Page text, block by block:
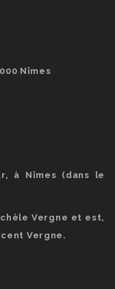
Nîmes
à Nîmes (dans le
Vergne et est,
Vergne.